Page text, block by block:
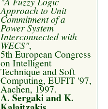
Approach to Unit
Commitment of a
Power System
Interconnected with
WECS",
5th European Congress
on Intelligent
Technique and Soft
Computing, EUFIT '97,
Aachen, 1997.
A. Sergaki and K.